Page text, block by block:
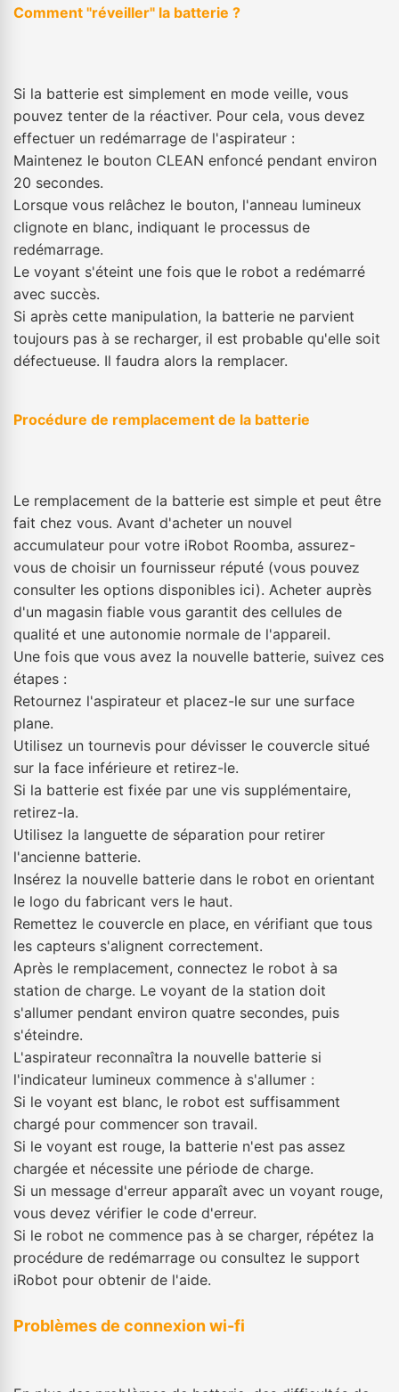
Comment "réveiller" la batterie ?
Si la batterie est simplement en mode veille, vous
pouvez tenter de la réactiver. Pour cela, vous devez
effectuer un redémarrage de l'aspirateur :
Maintenez le bouton CLEAN enfoncé pendant environ
20 secondes.
Lorsque vous relâchez le bouton, l'anneau lumineux
clignote en blanc, indiquant le processus de
redémarrage.
Le voyant s'éteint une fois que le robot a redémarré
avec succès.
Si après cette manipulation, la batterie ne parvient
toujours pas à se recharger, il est probable qu'elle soit
défectueuse. Il faudra alors la remplacer.
Procédure de remplacement de la batterie
Le remplacement de la batterie est simple et peut être
fait chez vous. Avant d'acheter un nouvel
accumulateur pour votre iRobot Roomba, assurez-
vous de choisir un fournisseur réputé (vous pouvez
consulter les options disponibles ici). Acheter auprès
d'un magasin fiable vous garantit des cellules de
qualité et une autonomie normale de l'appareil.
Une fois que vous avez la nouvelle batterie, suivez ces
étapes :
Retournez l'aspirateur et placez-le sur une surface
plane.
Utilisez un tournevis pour dévisser le couvercle situé
sur la face inférieure et retirez-le.
Si la batterie est fixée par une vis supplémentaire,
retirez-la.
Utilisez la languette de séparation pour retirer
l'ancienne batterie.
Insérez la nouvelle batterie dans le robot en orientant
le logo du fabricant vers le haut.
Remettez le couvercle en place, en vérifiant que tous
les capteurs s'alignent correctement.
Après le remplacement, connectez le robot à sa
station de charge. Le voyant de la station doit
s'allumer pendant environ quatre secondes, puis
s'éteindre.
L'aspirateur reconnaîtra la nouvelle batterie si
l'indicateur lumineux commence à s'allumer :
Si le voyant est blanc, le robot est suffisamment
chargé pour commencer son travail.
Si le voyant est rouge, la batterie n'est pas assez
chargée et nécessite une période de charge.
Si un message d'erreur apparaît avec un voyant rouge,
vous devez vérifier le code d'erreur.
Si le robot ne commence pas à se charger, répétez la
procédure de redémarrage ou consultez le support
iRobot pour obtenir de l'aide.
Problèmes de connexion wi-fi